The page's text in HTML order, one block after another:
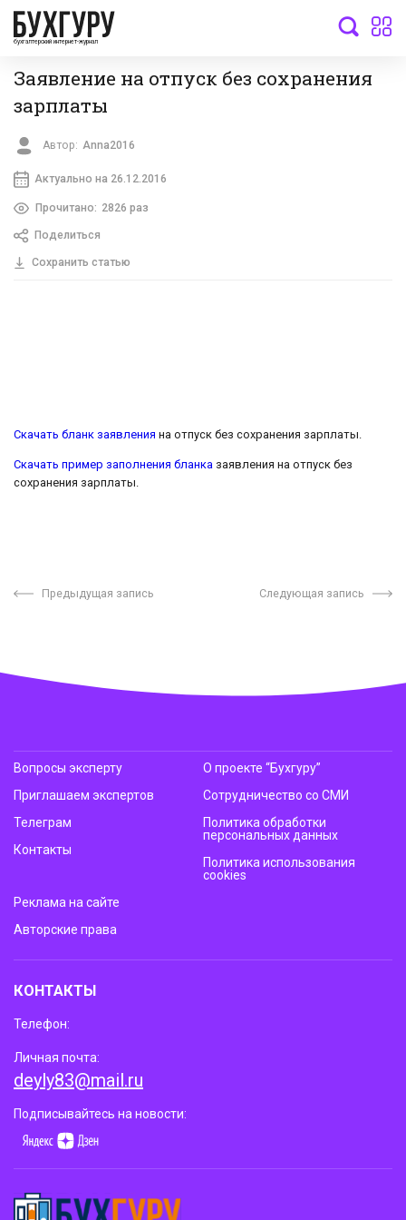
бухгалтерский интернет-журнал
Заявление на отпуск без сохранения
зарплаты
Автор: Anna2016
Актуально на 26.12.2016
Прочитано: 2826 раз
Поделиться
Сохранить статью
Скачать бланк заявления на отпуск без сохранения зарплаты.
Скачать пример заполнения бланка заявления на отпуск без
сохранения зарплаты.
Предыдущая запись Следующая запись
Вопросы эксперту
Приглашаем экспертов
Телеграм
Контакты
О проекте “Бухгуру”
Сотрудничество со СМИ
Политика обработки
персональных данных
Политика использования
cookies
Реклама на сайте
Авторские права
КОНТАКТЫ
Телефон:
Личная почта:
deyly83@mail.ru
Подписывайтесь на новости: